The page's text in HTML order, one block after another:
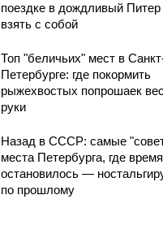
поездке в дождливый Питер
взять с собой
Топ "беличьих" мест в
Петербурге: где покормить
рыжехвостых попрошаек
руки
Назад в СССР: самые
места Петербурга, где время
остановилось —
по прошлому